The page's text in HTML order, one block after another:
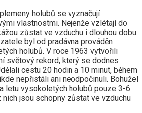
holubů se vyznačují
vlastnostmi. Nejenže vzlétají do
zůstat ve vzduchu i dlouhou dobu.
byl od pradávna prováděn
holubů. V roce 1963 vytvořili
světový rekord, který se dodnes
cestu 20 hodin a 10 minut, během
nepřistáli ani neodpočinuli. Bohužel
letu vysokoletých holubů pouze 3-6
nich jsou schopny zůstat ve vzduchu